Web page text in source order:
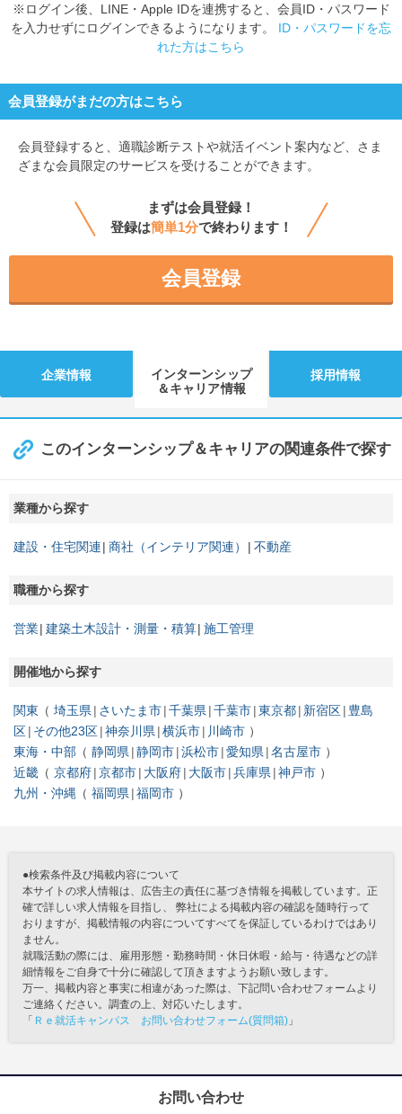
※ログイン後、LINE・Apple IDを連携すると、会員ID・パスワード
を入力せずにログインできるようになります。 ID・パスワードを忘
れた方はこちら
会員登録がまだの方はこちら
会員登録すると、 適職診断テストや就活イベント案内など、さま
ざまな会員限定のサービスを受けることができます。
まずは会員登録！
登録は簡単1分で終わります！
会員登録
企業情報
インターンシップ
＆キャリア情報
採用情報
このインターンシップ＆キャリアの関連条件で探す
業種から探す
建設・住宅関連 商社（インテリア関連） 不動産
職種から探す
営業 建築土木設計・測量・積算 施工管理
開催地から探す
関東 埼玉県 さいたま市 千葉県 千葉市 東京都 新宿区 豊島
区 その他23区 神奈川県 横浜市
川崎市
東海・中部
静岡県 静岡市 浜松市 愛知県 名古屋市
近畿
京都府 京都市 大阪府 大阪市 兵庫県 神戸市
九州・沖縄
福岡県 福岡市
●検索条件及び掲載内容について
本サイトの求人情報は、広告主の責任に基づき情報を掲載しています。正
確で詳しい求人情報を目指し、 弊社による掲載内容の確認を随時行って
おりますが、掲載情報の内容についてすべてを保証しているわけではあり
ません。
就職活動の際には、雇用形態・勤務時間・休日休暇・給与・待遇などの詳
細情報をご自身で十分に確認して頂きますようお願い致します。
万一、掲載内容と事実に相違があった際は、下記問い合わせフォームより
ご連絡ください。調査の上、対応いたします。
「 Ｒｅ就活キャンパス お問い合わせフォーム(質問箱) 」
お問い合わせ